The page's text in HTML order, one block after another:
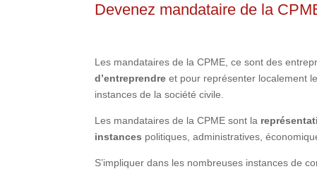
Devenez mandataire de la
Les mandataires de la CPME, ce sont des
d’entreprendre et pour représenter localement
instances de la société civile.
Les mandataires de la CPME sont la
instances politiques, administratives,
S’impliquer dans les nombreuses instances de